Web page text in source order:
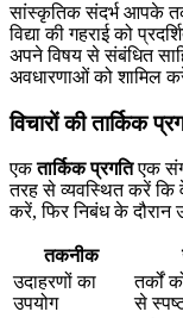
सांस्कृतिक संदर्भ आपके
विद्या की गहराई को
अपने विषय से संबंधित
अवधारणाओं को शामिल
विचारों की तार्किक
एकतार्किक प्रगतिएक
तरह से व्यवस्थित करें
करें, फिर निबंध के दौरान
तकनीक
उदाहरणों का
उपयोग
तर्कों
से